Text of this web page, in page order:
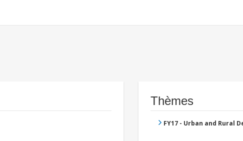
Thèmes
FY17 - Urban and Rural